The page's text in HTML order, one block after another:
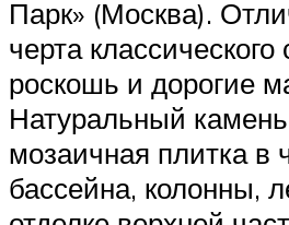
Парк» (Москва).
черта
роскошь и дорогие
Натуральный
мозаичная плитка в
бассейна, колонны,